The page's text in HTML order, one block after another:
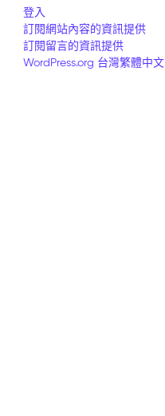
登入
訂閱網站內容的資訊提供
訂閱留言的資訊提供
WordPress.org 台灣繁體中文